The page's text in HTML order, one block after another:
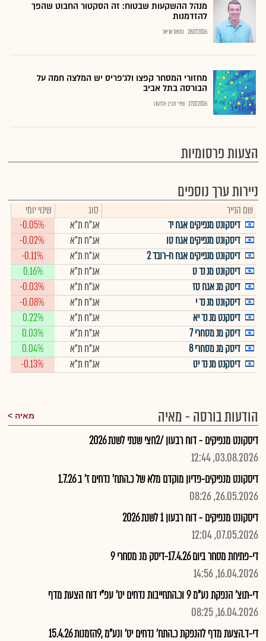
מנהל ההשקעות שבטוח: זה הסקטור החבוט שהפך
להזדמנות
28.07.2026 נתנאל אריאל
מחזורי המסחר קפצו ולג'פריס יש המלצה חמה על
הבורסה בתל אביב
27.07.2026 שירי חביב-ולדהורן
הצעות פרסומיות
ניירות ערך נוספים
שם הנייר סוג
שינוי יומי
דיסקונט מנפיקים אגח יד
אג"ח ת"א
-0.05%
דיסקונט מנפיקים אגח טו
אג"ח ת"א
-0.02%
דיסקונט מנפיקים אגח ח-רובד 2
אג"ח ת"א
-0.11%
דיסקונט מנ נד ט
אג"ח ת"א
0.16%
דיסק מנ אגח טז
אג"ח ת"א
-0.03%
דיסקונט מנ נד י
אג"ח ת"א
-0.08%
דיסקנט מנ נד יא
אג"ח ת"א
0.22%
דיסק מנ מסחרי 7
אג"ח ת"א
0.03%
דיסק מנ מסחרי 8
אג"ח ת"א
0.04%
דיסקנט מנ נד יט
אג"ח ת"א -0.13%
הודעות בורסה - מאיה מאיה
דיסקונט מנפיקים - דוח רבעון /2חצי שנתי לשנת 2026
03.08.2026, 12:44
דיסקונט מנפיקים-פדיון מוקדם מלא של כ.התח' נדחים ז' ב 1.7.26
26.05.2026, 08:26
דיסקונט מנפיקים - דוח רבעון 1 לשנת 2026
07.05.2026, 12:04
די-פתיחת מסחר ביום 17.4.26-דיסק מנ מסחרי 9
16.04.2026, 14:56
די-תוצ' הנפקת נע"מ 9 וכ.התחייבות נדחים יט' עפ"י דוח הצעת מדף
16.04.2026, 08:25
די-ד.הצעת מדף להנפקת כ.התח' נדחים יט' ונע"מ ,9הזמנות 15.4.26